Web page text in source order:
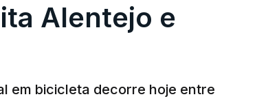
Alentejo e
em bicicleta decorre hoje entre